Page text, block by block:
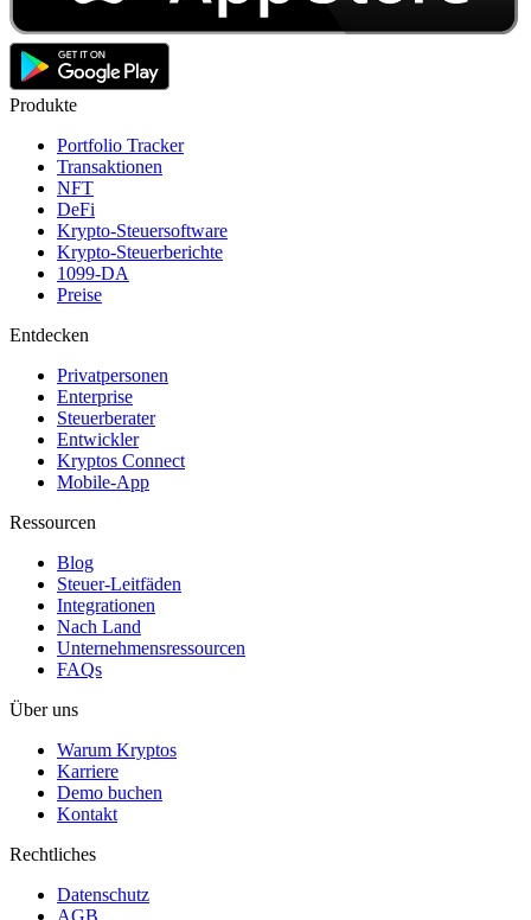
Produkte
Portfolio Tracker
Transaktionen
NFT
DeFi
Krypto-Steuersoftware
Krypto-Steuerberichte
1099-DA
Preise
Entdecken
Privatpersonen
Enterprise
Steuerberater
Entwickler
Kryptos Connect
Mobile-App
Ressourcen
Blog
Steuer-Leitfäden
Integrationen
Nach Land
Unternehmensressourcen
FAQs
Über uns
Warum Kryptos
Karriere
Demo buchen
Kontakt
Rechtliches
Datenschutz